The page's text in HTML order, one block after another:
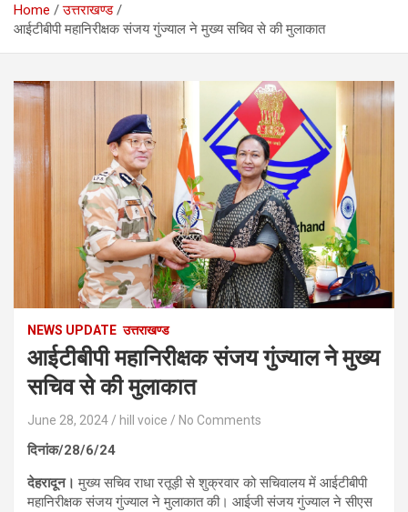
Home
उत्तराखण्ड
आईटीबीपी महानिरीक्षक संजय गुंज्याल ने मुख्य सचिव से की मुलाकात
NEWS UPDATE उत्तराखण्ड
आईटीबीपी महानिरीक्षक संजय गुंज्याल ने मुख्य
सचिव से की मुलाकात
June 28, 2024 hill voice No Comments
दिनांक/28/6/24
देहरादून। मुख्य सचिव राधा रतूड़ी से शुक्रवार को सचिवालय में आईटीबीपी
महानिरीक्षक संजय गुंज्याल ने मुलाकात की। आईजी संजय गुंज्याल ने सीएस